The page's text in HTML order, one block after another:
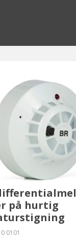
på hurtig
0101